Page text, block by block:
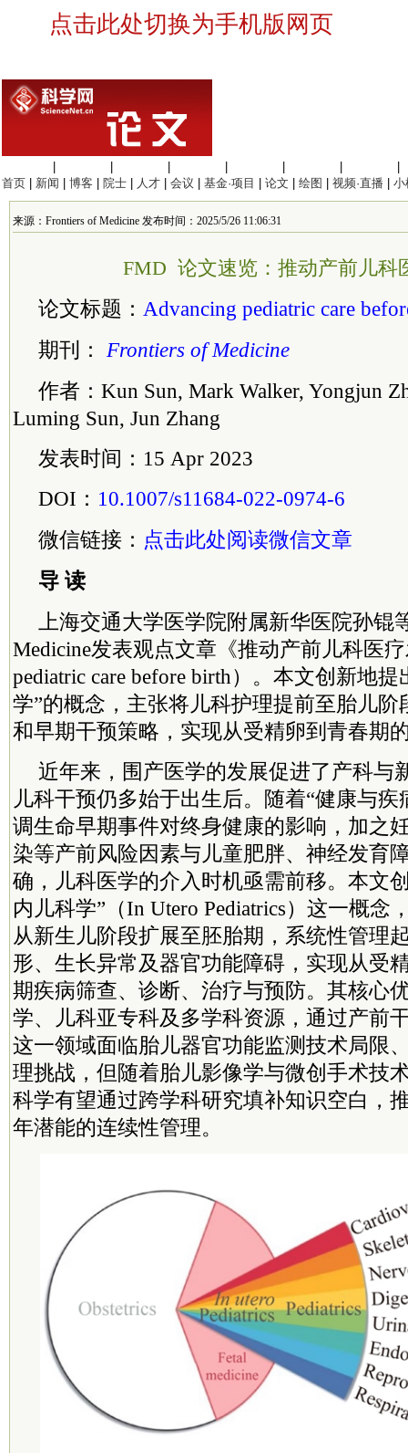
点击此处切换为手机版网页
首页
新闻 博客 院士 人才 会议 基金·项目 论文 绘图 视频·直播 小
来源：Frontiers of Medicine 发布时间：2025/5/26 11:06:31
FMD 论文速览：推动产前儿科
论文标题： Advancing pediatric care
期刊： Frontiers of Medicine
作者：Kun Sun, Mark Walker, Yongjun
Luming Sun, Jun Zhang
发表时间：15 Apr 2023
DOI： 10.1007/s11684-022-0974-6
微信链接： 点击此处阅读微信文章
导 读
上海交通大学医学院附属新华医院孙锟
Medicine发表观点文章《推动产前儿科医
pediatric care before birth）。本文创新地
学”的概念，主张将儿科护理提前至胎儿
和早期干预策略，实现从受精卵到青春期
近年来，围产医学的发展促进了产科与
儿科干预仍多始于出生后。随着“健康与疾
调生命早期事件对终身健康的影响，加之
染等产前风险因素与儿童肥胖、神经发育
确，儿科医学的介入时机亟需前移。本文
内儿科学”（In Utero Pediatrics）这一概念
从新生儿阶段扩展至胚胎期，系统性管理
形、生长异常及器官功能障碍，实现从受
期疾病筛查、诊断、治疗与预防。其核心
学、儿科亚专科及多学科资源，通过产前
这一领域面临胎儿器官功能监测技术局限
理挑战，但随着胎儿影像学与微创手术技
科学有望通过跨学科研究填补知识空白，
年潜能的连续性管理。